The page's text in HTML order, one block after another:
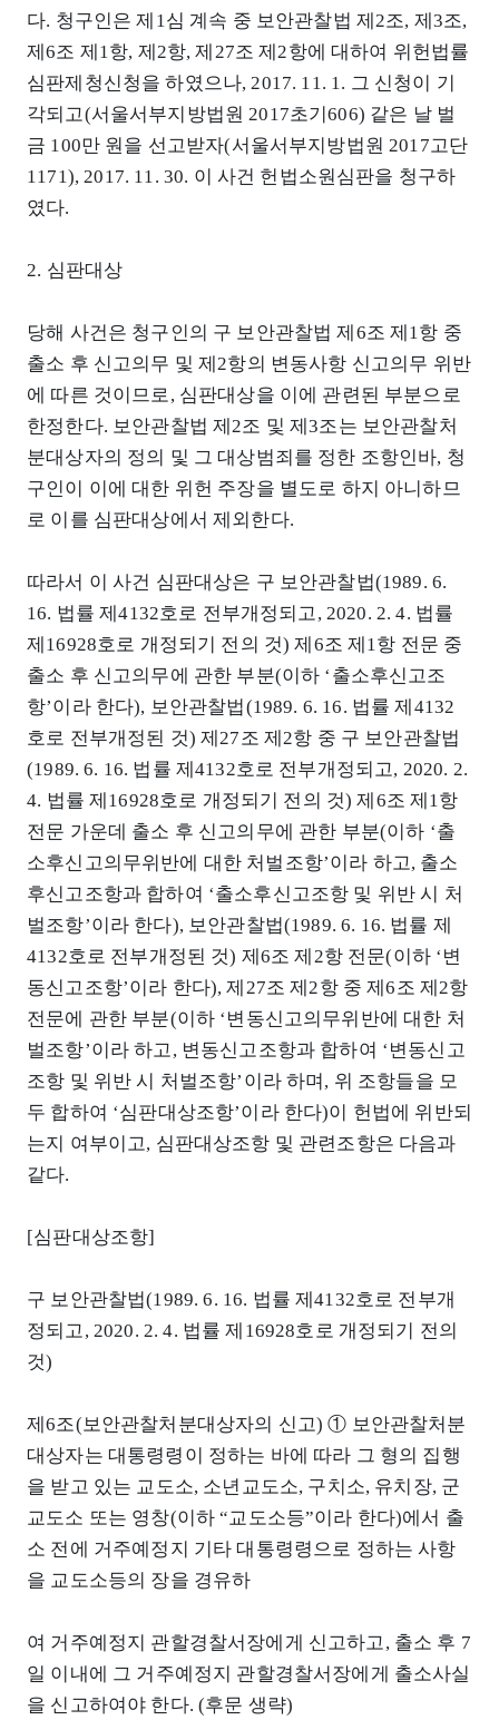
다. 청구인은 제1심 계속 중 보안관찰법 제2조, 제3조,
제6조 제1항, 제2항, 제27조 제2항에 대하여 위헌법률
심판제청신청을 하였으나, 2017. 11. 1. 그 신청이 기
각되고(서울서부지방법원 2017초기606) 같은 날 벌
금 100만 원을 선고받자(서울서부지방법원 2017고단
1171), 2017. 11. 30. 이 사건 헌법소원심판을 청구하
였다.
2. 심판대상
당해 사건은 청구인의 구 보안관찰법 제6조 제1항 중
출소 후 신고의무 및 제2항의 변동사항 신고의무 위반
에 따른 것이므로, 심판대상을 이에 관련된 부분으로
한정한다. 보안관찰법 제2조 및 제3조는 보안관찰처
분대상자의 정의 및 그 대상범죄를 정한 조항인바, 청
구인이 이에 대한 위헌 주장을 별도로 하지 아니하므
로 이를 심판대상에서 제외한다.
따라서 이 사건 심판대상은 구 보안관찰법(1989. 6.
16. 법률 제4132호로 전부개정되고, 2020. 2. 4. 법률
제16928호로 개정되기 전의 것) 제6조 제1항 전문 중
출소 후 신고의무에 관한 부분(이하 ‘출소후신고조
항’이라 한다), 보안관찰법(1989. 6. 16. 법률 제4132
호로 전부개정된 것) 제27조 제2항 중 구 보안관찰법
(1989. 6. 16. 법률 제4132호로 전부개정되고, 2020. 2.
4. 법률 제16928호로 개정되기 전의 것) 제6조 제1항
전문 가운데 출소 후 신고의무에 관한 부분(이하 ‘출
소후신고의무위반에 대한 처벌조항’이라 하고, 출소
후신고조항과 합하여 ‘출소후신고조항 및 위반 시 처
벌조항’이라 한다), 보안관찰법(1989. 6. 16. 법률 제
4132호로 전부개정된 것) 제6조 제2항 전문(이하 ‘변
동신고조항’이라 한다), 제27조 제2항 중 제6조 제2항
전문에 관한 부분(이하 ‘변동신고의무위반에 대한 처
벌조항’이라 하고, 변동신고조항과 합하여 ‘변동신고
조항 및 위반 시 처벌조항’이라 하며, 위 조항들을 모
두 합하여 ‘심판대상조항’이라 한다)이 헌법에 위반되
는지 여부이고, 심판대상조항 및 관련조항은 다음과
같다.
[심판대상조항]
구 보안관찰법(1989. 6. 16. 법률 제4132호로 전부개
정되고, 2020. 2. 4. 법률 제16928호로 개정되기 전의
것)
제6조(보안관찰처분대상자의 신고) ① 보안관찰처분
대상자는 대통령령이 정하는 바에 따라 그 형의 집행
을 받고 있는 교도소, 소년교도소, 구치소, 유치장, 군
교도소 또는 영창(이하 “교도소등”이라 한다)에서 출
소 전에 거주예정지 기타 대통령령으로 정하는 사항
을 교도소등의 장을 경유하
여 거주예정지 관할경찰서장에게 신고하고, 출소 후 7
일 이내에 그 거주예정지 관할경찰서장에게 출소사실
을 신고하여야 한다. (후문 생략)